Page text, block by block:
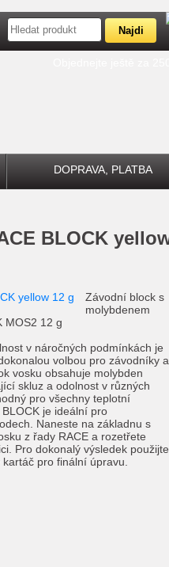
DOPRAVA, PLATBA
Závodní block s
molybdenem
MOS2 12 g
v náročných podmínkách je
volbou pro závodníky a
vosku obsahuje molybden
skluz a odolnost v různých
pro všechny teplotní
je ideální pro
Naneste na základnu s
z řady RACE a rozetřete
Pro dokonalý výsledek použijte
pro finální úpravu.